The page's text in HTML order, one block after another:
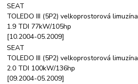
SEAT
TOLEDO III (5P2) velkoprostorová limuzína
1.9 TDI 77kW/105hp
[10.2004-05.2009]
SEAT
TOLEDO III (5P2) velkoprostorová limuzína
2.0 TDI 100kW/136hp
[09.2004-05.2009]